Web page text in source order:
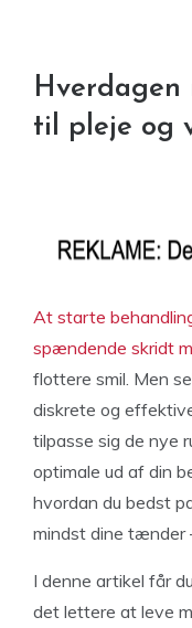
Hverdagen
til pleje og
At starte
spændende skridt
flottere smil. Men
diskrete og
tilpasse sig de nye
optimale ud af din
hvordan du bedst
mindst dine tænder
I denne artikel får
det lettere at leve